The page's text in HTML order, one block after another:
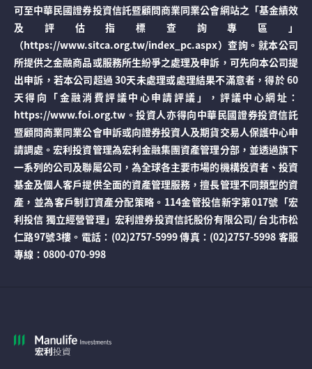
可至中華民國證券投資信託暨顧問商業同業公會網站之「基金績效
及評估指標查詢專區」
（https://www.sitca.org.tw/index_pc.aspx）查詢。就本公司
所提供之金融商品或服務所生紛爭之處理及申訴，可先向本公司提
出申訴，若本公司超過 30天未處理或處理結果不滿意者，得於 60
天得向「金融消費評議中心申請評議」，評議中心網址：
https://www.foi.org.tw。投資人亦得向中華民國證券投資信託
暨顧問商業同業公會申訴或向證券投資人及期貨交易人保護中心申
請調處。宏利投資管理為宏利金融集團資產管理分部，並透過旗下
一系列的公司及聯屬公司，為全球各主要市場的機構投資者、投資
基金及個人客戶提供全面的資產管理服務，擅長管理不同類型的資
產，並為客戶制訂資產分配策略。114金管投信新字第017號「宏
利投信 獨立經營管理」宏利證券投資信託股份有限公司/ 台北市松
仁路97號3樓。電話：(02)2757-5999 傳真：(02)2757-5998 客服
專線：0800-070-998